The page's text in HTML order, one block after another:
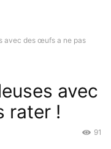
avec des œufs a ne pas
avec
rater !
91